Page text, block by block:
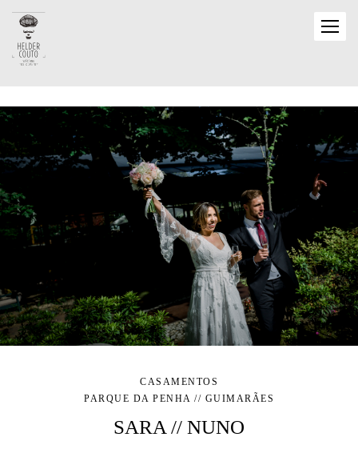
CASAMENTOS
PARQUE DA PENHA // GUIMARÃES
SARA // NUNO